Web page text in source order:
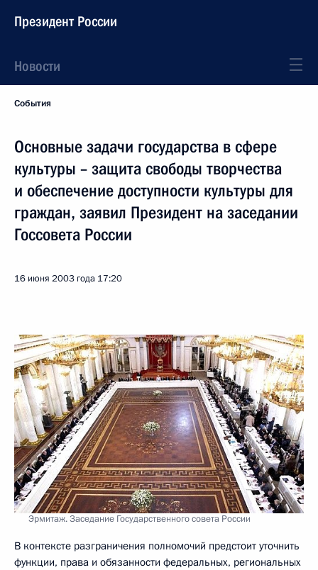
Президент России
Новости
События
Основные задачи государства в сфере
культуры – защита свободы творчества
и обеспечение доступности культуры для
граждан, заявил Президент на заседании
Госсовета России
16 июня 2003 года 17:20
Эрмитаж. Заседание Государственного совета России
В контексте разграничения полномочий предстоит уточнить
функции, права и обязанности федеральных, региональных